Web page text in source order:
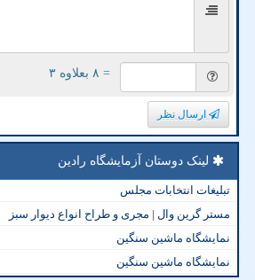
= ۸ بعلاوه ۳
ارسال نظر
لینک دوستان آزمایشگاه رادین
تبلیغات انتخابات مجلس
مستر گرین وال | مجری و طراح انواع دیوار سبز
نمایشگاه ماشین سنگین
نمایشگاه ماشین سنگین